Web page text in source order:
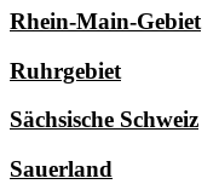
Rhein-Main-Gebiet
Ruhrgebiet
Sächsische Schweiz
Sauerland